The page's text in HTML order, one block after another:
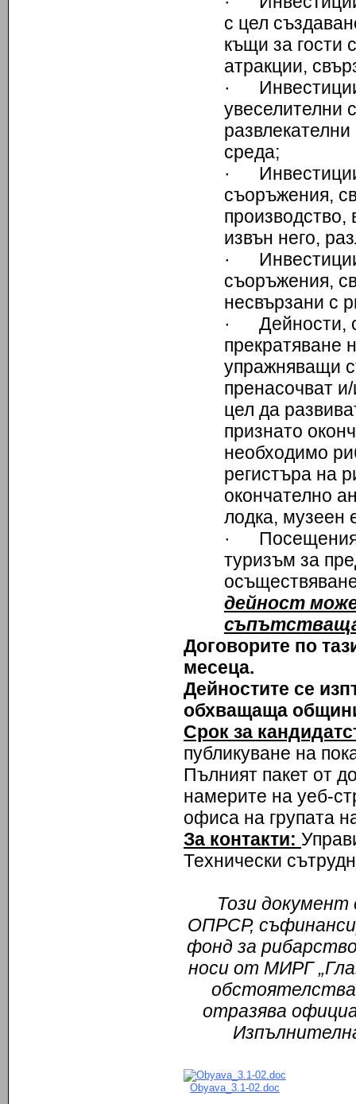
с цел
къщи за гости
атракции,
· Инвестиции
увеселителни
среда;
· Инвестиции
съоръжения,
производство,
извън него,
· Инвестиции
съоръжения,
несвързани с
· Дейности,
прекратяване
упражняващи
пренасочват
цел да
признато
необходимо
регистъра на
окончателно
лодка, музеен
· Посещения
туризъм за
дейност
Договорите по
месеца.
Дейностите се
обхващаща
Срок за
публикуване на
Пълният пакет от
намерите на уеб-
офиса на групата
За контакти:
Технически
Този
ОПРСР,
фонд за
носи от МИРГ
отразява
Obyava_3.1-02.doc